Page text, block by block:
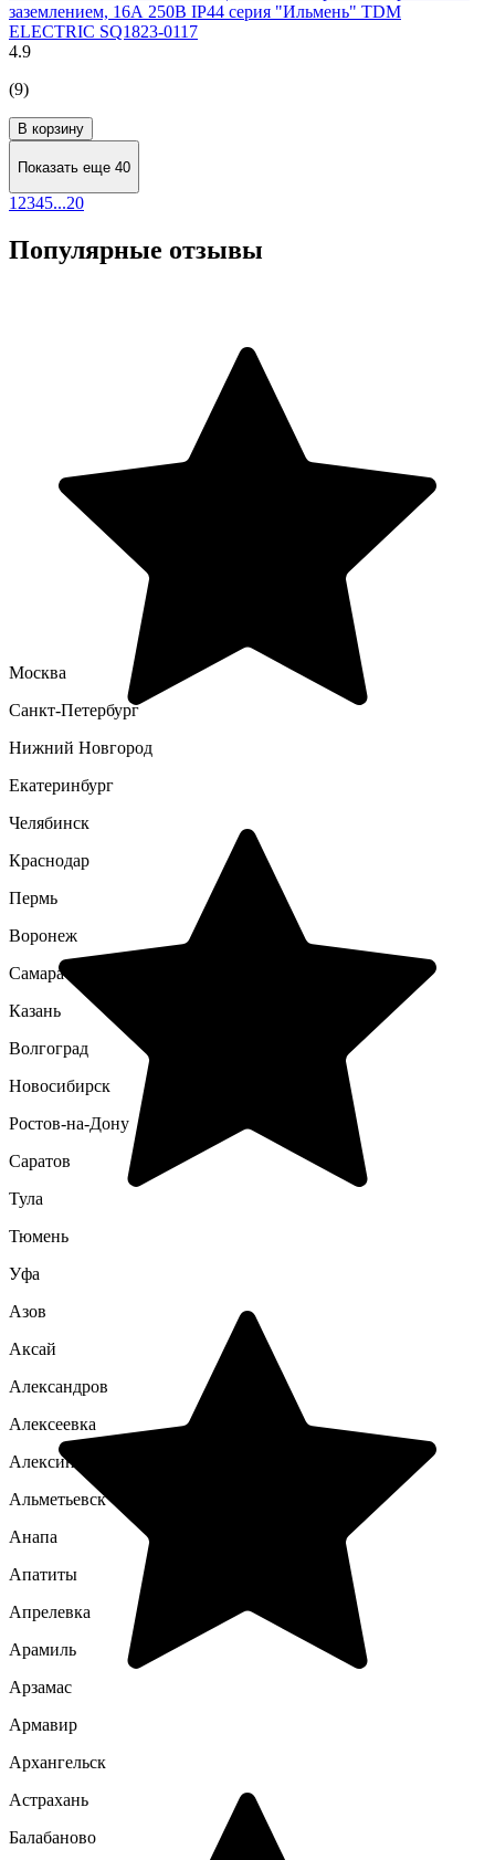
заземлением, 16А 250В IP44 серия "Ильмень" TDM
ELECTRIC SQ1823-0117
4.9
(9)
В корзину
Показать еще 40
1 2345...20
Популярные отзывы
Москва
Санкт-Петербург
Нижний Новгород
Екатеринбург
Челябинск
Краснодар
Пермь
Воронеж
Самара
Казань
Волгоград
Новосибирск
Ростов-на-Дону
Саратов
Тула
Тюмень
Уфа
Азов
Аксай
Александров
Алексеевка
Алексин
Альметьевск
Анапа
Апатиты
Апрелевка
Арамиль
Арзамас
Армавир
Архангельск
Астрахань
Балабаново